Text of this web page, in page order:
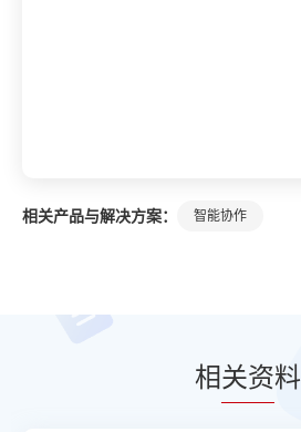
相关产品与解决方案： 智能协作
相关资料